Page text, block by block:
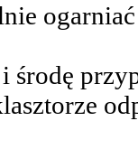
środę